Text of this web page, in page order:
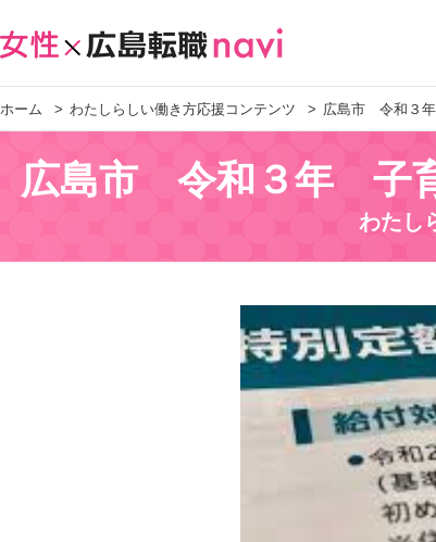
ホーム わたしらしい働き方応援コンテンツ 広島市 令和３
広島市 令和３年 子
わたし